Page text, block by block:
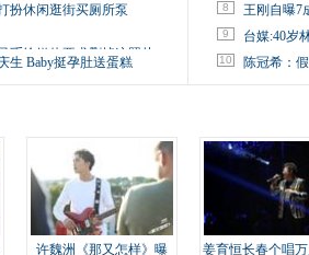
扮休闲逛街买厕所泵
币给媒体要求删掉这照片
生 Baby挺孕肚送蛋糕
8 王刚自曝7
9 台媒:40岁
10 陈冠希：
许魏洲《那又怎样》曝
姜育恒长春个唱